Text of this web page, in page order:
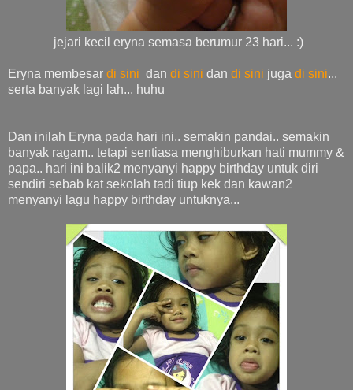
jejari kecil eryna semasa berumur 23 hari... :)
Eryna membesar di sini dan di sini dan di sini juga di sini...
serta banyak lagi lah... huhu
Dan inilah Eryna pada hari ini.. semakin pandai.. semakin
banyak ragam.. tetapi sentiasa menghiburkan hati mummy &
papa.. hari ini balik2 menyanyi happy birthday untuk diri
sendiri sebab kat sekolah tadi tiup kek dan kawan2
menyanyi lagu happy birthday untuknya...